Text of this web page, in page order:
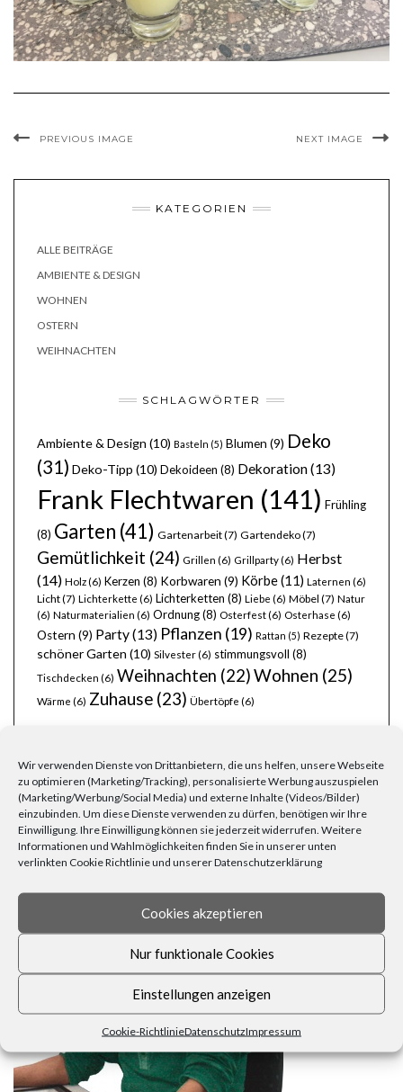
Wir verwenden Dienste von Drittanbietern, die uns helfen, unsere Webseite
zu optimieren (Marketing/Tracking), personalisierte Werbung auszuspielen
(Marketing/Werbung/Social Media) und externe Inhalte (Videos/Bilder)
einzubinden. Um diese Dienste verwenden zu dürfen, benötigen wir Ihre
Einwilligung. Ihre Einwilligung können sie jederzeit widerrufen. Weitere
Informationen und Wahlmöglichkeiten finden Sie in unserer unten
verlinkten Cookie Richtlinie und unserer Datenschutzerklärung
Cookies akzeptieren
Nur funktionale Cookies
Einstellungen anzeigen
Cookie-RichtlinieDatenschutzImpressum
PREVIOUS IMAGE NEXT IMAGE
KATEGORIEN
ALLE BEITRÄGE
AMBIENTE & DESIGN
WOHNEN
OSTERN
WEIHNACHTEN
SCHLAGWÖRTER
Ambiente & Design (10) Basteln (5) Blumen (9) Deko
(31) Deko-Tipp (10) Dekoideen (8) Dekoration(13)
Frank Flechtwaren (141) Frühling
(8) Garten (41) Gartenarbeit(7) Gartendeko(7)
Gemütlichkeit (24) Grillen (6) Grillparty(6) Herbst
(14) Holz(6) Kerzen (8) Korbwaren (9) Körbe(11) Laternen (6)
Licht(7) Lichterkette (6) Lichterketten (8) Liebe (6) Möbel (7) Natur
(6) Naturmaterialien (6) Ordnung(8) Osterfest(6) Osterhase (6)
Ostern (9) Party(13) Pflanzen (19) Rattan (5) Rezepte(7)
schöner Garten (10) Silvester(6) stimmungsvoll (8)
Tischdecken (6) Weihnachten (22)Wohnen (25)
Wärme (6) Zuhause (23) Übertöpfe (6)
FRAGEN, ANREGUNGEN, WÜNSCHE?